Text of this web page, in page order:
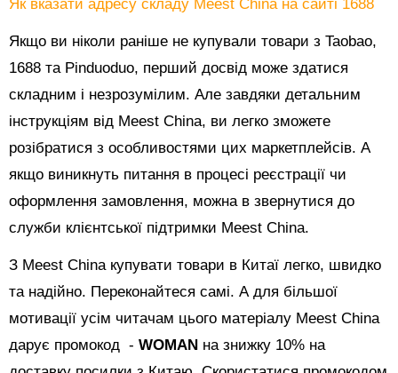
Як вказати адресу складу Meest China на сайті 1688
Якщо ви ніколи раніше не купували товари з Taobao,
1688 та Pinduoduo, перший досвід може здатися
складним і незрозумілим. Але завдяки детальним
інструкціям від Meest China, ви легко зможете
розібратися з особливостями цих маркетплейсів. А
якщо виникнуть питання в процесі реєстрації чи
оформлення замовлення, можна в звернутися до
служби клієнтської підтримки Meest China.
З Meest China купувати товари в Китаї легко, швидко
та надійно. Переконайтеся самі. А для більшої
мотивації усім читачам цього матеріалу Meest China
дарує промокод - WOMAN на знижку 10% на